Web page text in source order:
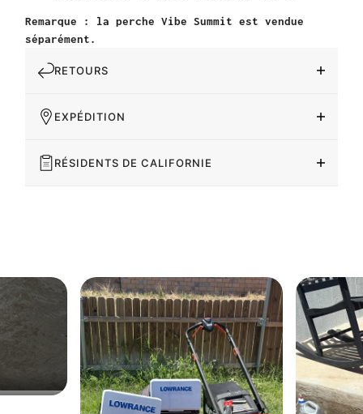
Remarque : la perche Vibe Summit est vendue
séparément.
RETOURS
EXPÉDITION
RÉSIDENTS DE CALIFORNIE